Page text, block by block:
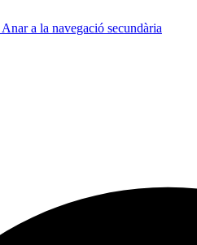
Anar a la navegació secundària